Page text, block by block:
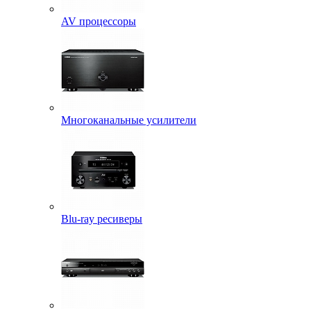
AV процессоры
Многоканальные усилители
Blu-ray ресиверы